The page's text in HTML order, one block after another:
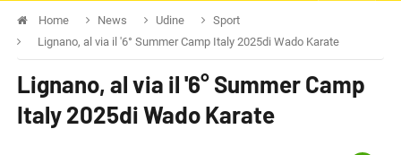
Home News Udine
Sport
Lignano, al via il '6° Summer Camp Italy 2025di Wado Karate
Lignano, al via il '6° Summer Camp
Italy 2025di Wado Karate